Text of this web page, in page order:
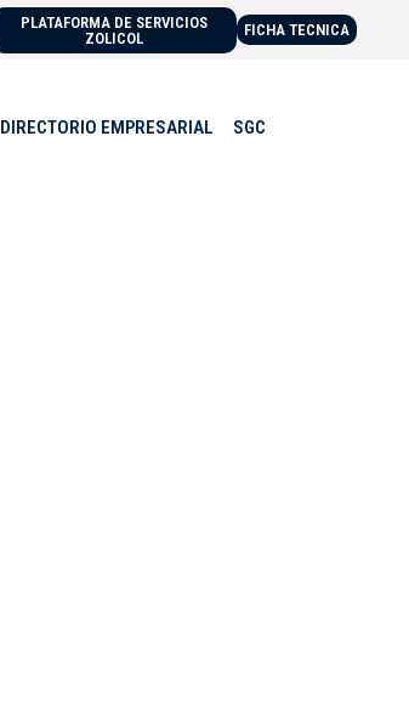
PLATAFORMA DE SERVICIOS
ZOLICOL
FICHA TECNICA
DIRECTORIO EMPRESARIAL SGC